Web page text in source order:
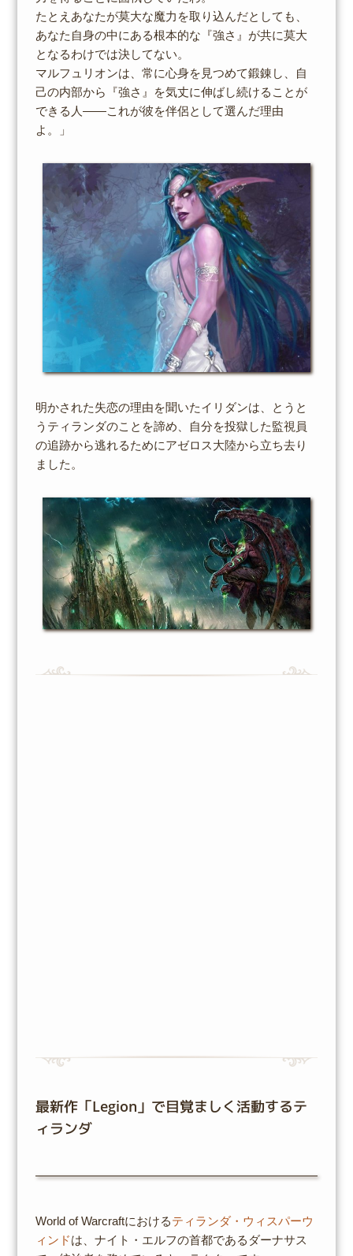
たとえあなたが莫大な魔力を取り込んだとしても、
あなた自身の中にある根本的な『強さ』が共に莫大
となるわけでは決してない。
マルフュリオンは、常に心身を見つめて鍛錬し、自
己の内部から『強さ』を気丈に伸ばし続けることが
できる人――これが彼を伴侶として選んだ理由
よ。」
明かされた失恋の理由を聞いたイリダンは、とうと
うティランダのことを諦め、自分を投獄した監視員
の追跡から逃れるためにアゼロス大陸から立ち去り
ました。
最新作「Legion」で目覚ましく活動するテ
ィランダ
World of Warcraftにおけるティランダ・ウィスパーウ
ィンドは、ナイト・エルフの首都であるダーナサス